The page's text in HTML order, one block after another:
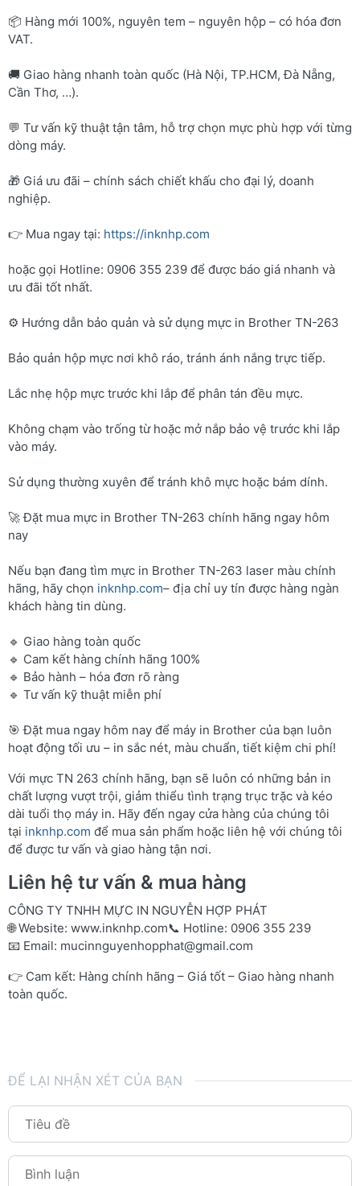
📦 Hàng mới 100%, nguyên tem – nguyên hộp – có hóa đơn
VAT.
🚚 Giao hàng nhanh toàn quốc (Hà Nội, TP.HCM, Đà Nẵng,
Cần Thơ, …).
💬 Tư vấn kỹ thuật tận tâm, hỗ trợ chọn mực phù hợp với từng
dòng máy.
🎁 Giá ưu đãi – chính sách chiết khấu cho đại lý, doanh
nghiệp.
👉 Mua ngay tại: https://inknhp.com
hoặc gọi Hotline: 0906 355 239 để được báo giá nhanh và
ưu đãi tốt nhất.
⚙️ Hướng dẫn bảo quản và sử dụng mực in Brother TN-263
Bảo quản hộp mực nơi khô ráo, tránh ánh nắng trực tiếp.
Lắc nhẹ hộp mực trước khi lắp để phân tán đều mực.
Không chạm vào trống từ hoặc mở nắp bảo vệ trước khi lắp
vào máy.
Sử dụng thường xuyên để tránh khô mực hoặc bám dính.
🚀 Đặt mua mực in Brother TN-263 chính hãng ngay hôm
nay
Nếu bạn đang tìm mực in Brother TN-263 laser màu chính
hãng, hãy chọn inknhp.com– địa chỉ uy tín được hàng ngàn
khách hàng tin dùng.
🔹 Giao hàng toàn quốc
🔹 Cam kết hàng chính hãng 100%
🔹 Bảo hành – hóa đơn rõ ràng
🔹 Tư vấn kỹ thuật miễn phí
🎯 Đặt mua ngay hôm nay để máy in Brother của bạn luôn
hoạt động tối ưu – in sắc nét, màu chuẩn, tiết kiệm chi phí!
Với mực TN 263 chính hãng, bạn sẽ luôn có những bản in
chất lượng vượt trội, giảm thiểu tình trạng trục trặc và kéo
dài tuổi thọ máy in. Hãy đến ngay cửa hàng của chúng tôi
tại inknhp.com để mua sản phẩm hoặc liên hệ với chúng tôi
để được tư vấn và giao hàng tận nơi.
Liên hệ tư vấn & mua hàng
CÔNG TY TNHH MỰC IN NGUYỄN HỢP PHÁT
🌐 Website: www.inknhp.com📞 Hotline: 0906 355 239
📧 Email: mucinnguyenhopphat@gmail.com
👉 Cam kết: Hàng chính hãng – Giá tốt – Giao hàng nhanh
toàn quốc.
ĐỂ LẠI NHẬN XÉT CỦA BẠN